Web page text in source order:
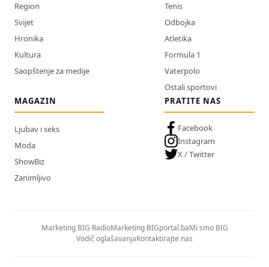
Region
Svijet
Hronika
Kultura
Saopštenje za medije
Tenis
Odbojka
Atletika
Formula 1
Vaterpolo
Ostali sportovi
MAGAZIN
Ljubav i seks
Moda
ShowBiz
Zanimljivo
PRATITE NAS
Facebook
Instagram
X / Twitter
Marketing BIG RadioMarketing BIGportal.baMi smo BIG
Vodič oglašavanjaKontaktirajte nas